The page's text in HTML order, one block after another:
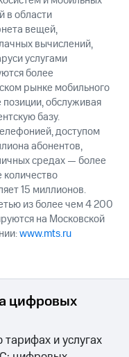
в области
вещей,
вычислений,
услугами
более
рынке мобильного
обслуживая
базу.
доступом
абонентов,
средах — более
15 миллионов.
из более чем 4 200
на Московской
www.mts.ru
цифровых
и услугах